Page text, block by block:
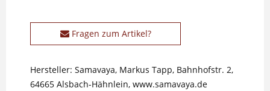
Fragen zum Artikel?
Hersteller: Samavaya, Markus Tapp, Bahnhofstr. 2,
64665 Alsbach-Hähnlein, www.samavaya.de